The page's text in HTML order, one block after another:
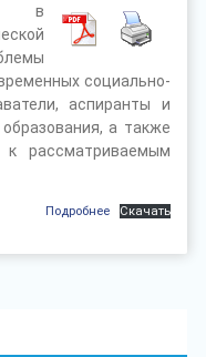
в
социально-
аспиранты и
а также
рассматриваемым
Подробнее Скачать